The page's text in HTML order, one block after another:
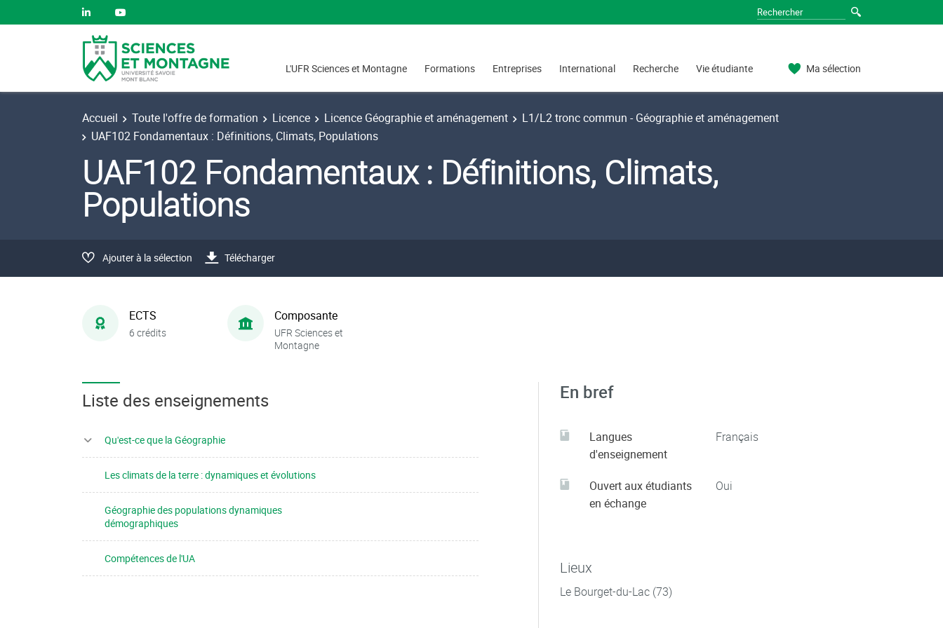
L'UFR Sciences et Montagne Formations Entreprises International Recherche Vie étudiante Ma sélection
Accueil Toute l'offre de formation Licence Licence Géographie et aménagement
L1/L2 tronc commun - Géographie et aménagement
UAF102 Fondamentaux : Définitions, Climats, Populations
UAF102 Fondamentaux : Définitions, Climats,
Populations
Ajouter à la sélection Télécharger
ECTS
6 crédits
Composante
UFR Sciences et
Montagne
Liste des enseignements
Qu'est-ce que la Géographie
Les climats de la terre : dynamiques et évolutions
Géographie des populations dynamiques
démographiques
Compétences de l'UA
En bref
Langues
d'enseignement
Français
Ouvert aux étudiants
en échange
Oui
Lieux
Le Bourget-du-Lac (73)